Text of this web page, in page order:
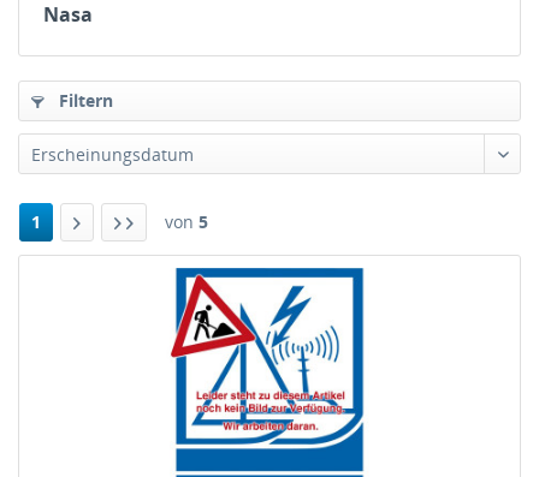
Nasa
Filtern
1 von 5